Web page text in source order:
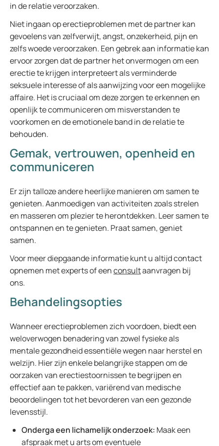
in de relatie veroorzaken.
Niet ingaan op erectieproblemen met de partner kan
gevoelens van zelfverwijt, angst, onzekerheid, pijn en
zelfs woede veroorzaken. Een gebrek aan informatie kan
ervoor zorgen dat de partner het onvermogen om een
erectie te krijgen interpreteert als verminderde
seksuele interesse of als aanwijzing voor een mogelijke
affaire. Het is cruciaal om deze zorgen te erkennen en
openlijk te communiceren om misverstanden te
voorkomen en de emotionele band in de relatie te
behouden.
Gemak, vertrouwen, openheid en
communiceren
Er zijn talloze andere heerlijke manieren om samen te
genieten. Aanmoedigen van activiteiten zoals strelen
en masseren om plezier te herontdekken. Leer samen te
ontspannen en te genieten. Praat samen, geniet
samen.
Voor meer diepgaande informatie kunt u altijd contact
opnemen met experts of eenconsultaanvragen bij
ons.
Behandelingsopties
Wanneer erectieproblemen zich voordoen, biedt een
weloverwogen benadering van zowel fysieke als
mentale gezondheid essentiële wegen naar herstel en
welzijn. Hier zijn enkele belangrijke stappen om de
oorzaken van erectiestoornissen te begrijpen en
effectief aan te pakken, variërend van medische
beoordelingen tot het bevorderen van een gezonde
levensstijl.
Onderga een lichamelijk onderzoek: Maak een
afspraak met u arts om eventuele